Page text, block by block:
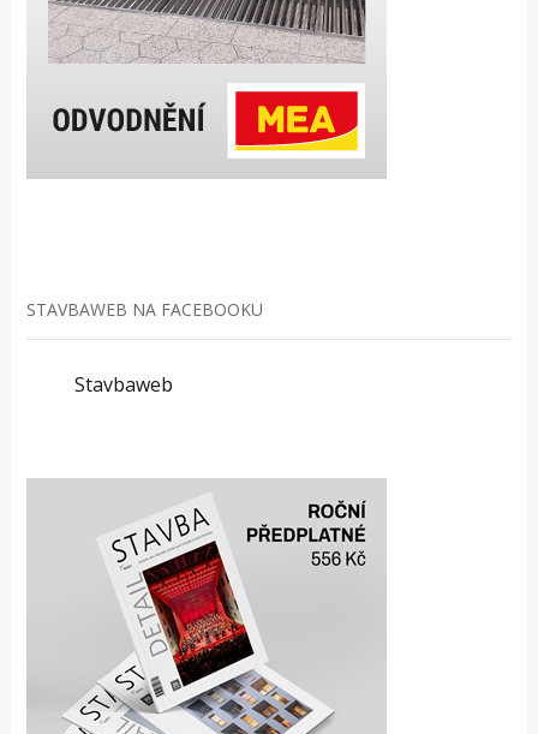
STAVBAWEB NA FACEBOOKU
Stavbaweb